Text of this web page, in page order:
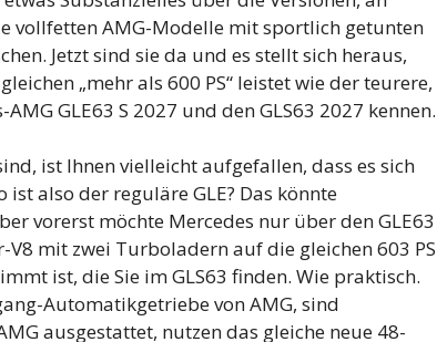
vollfetten AMG-Modelle mit sportlich getunten
Jetzt sind sie da und es stellt sich heraus,
„mehr als 600 PS“ leistet wie der teurere,
GLE63 S 2027 und den GLS63 2027 kennen.
ist Ihnen vielleicht aufgefallen, dass es sich
also der reguläre GLE? Das könnte
vorerst möchte Mercedes nur über den GLE63
V8 mit zwei Turboladern auf die gleichen 603 PS
ist, die Sie im GLS63 finden. Wie praktisch.
Automatikgetriebe von AMG, sind
ausgestattet, nutzen das gleiche neue 48-